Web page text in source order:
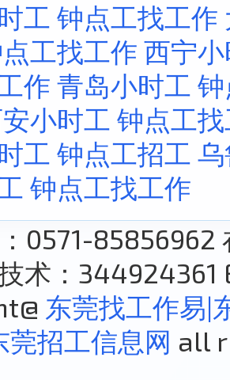
工 钟点工找工作
工找工作 西宁
作 青岛小时工
小时工 钟点工
工 钟点工招工
钟点工找工作
0571-85856962
术：344924361
东莞找工作易|
莞招工信息网 all